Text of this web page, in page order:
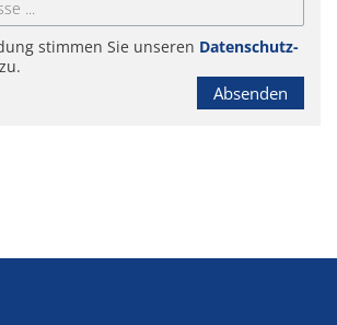
stimmen Sie unseren Datenschutz-
zu.
Absenden